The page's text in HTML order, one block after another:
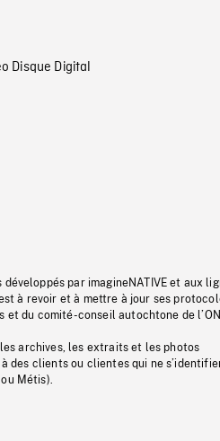
Disque Digital
par imagineNATIVE et aux
à revoir et à mettre à jour ses
et du comité-conseil autochtone de
archives, les extraits et les photos
clients ou clientes qui ne
Métis).